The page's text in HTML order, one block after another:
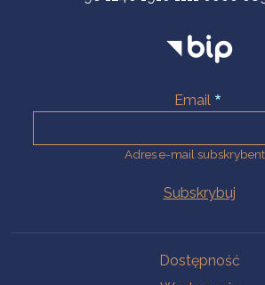
Email
Adres e-mail
Dostępność